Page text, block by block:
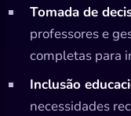
Tomada de
professores e
completas para
Inclusão
necessidades